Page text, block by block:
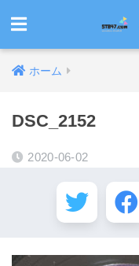
ホーム
DSC_2152
2020-06-02